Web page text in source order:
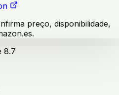
preço, disponibilidade,
8.7